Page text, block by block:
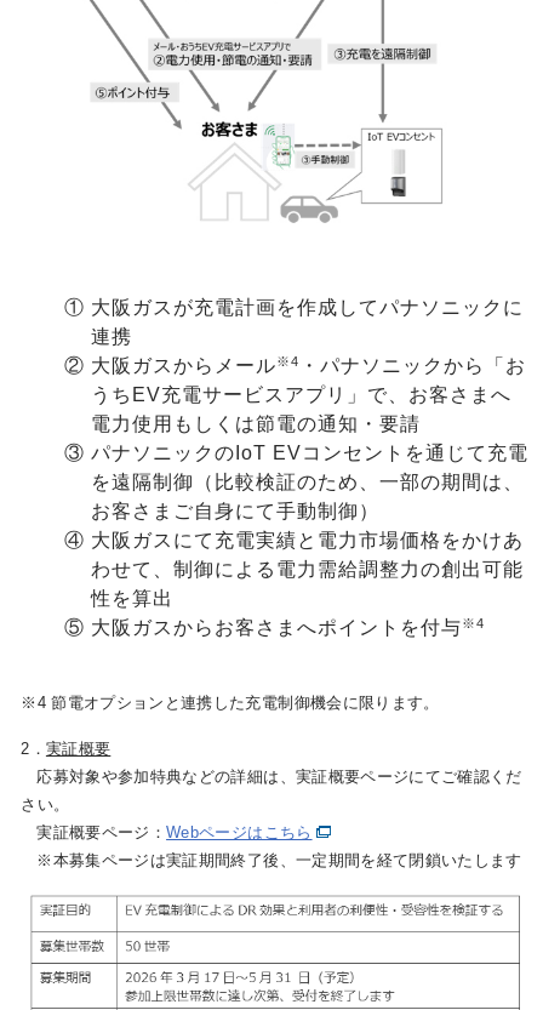
① 大阪ガスが充電計画を作成してパナソニックに
連携
② 大阪ガスからメール※4
・パナソニックから「お
うちEV充電サービスアプリ」で、お客さまへ
電力使用もしくは節電の通知・要請
③パナソニックのIoT EVコンセントを通じて充電
を遠隔制御（比較検証のため、一部の期間は、
お客さまご自身にて手動制御）
④ 大阪ガスにて充電実績と電力市場価格をかけあ
わせて、制御による電力需給調整力の創出可能
性を算出
⑤ 大阪ガスからお客さまへポイントを付与※4
※4 節電オプションと連携した充電制御機会に限ります。
2． 実証概要
応募対象や参加特典などの詳細は、実証概要ページにてご確認くだ
さい。
実証概要ページ：Webページはこちら
※本募集ページは実証期間終了後、一定期間を経て閉鎖いたします